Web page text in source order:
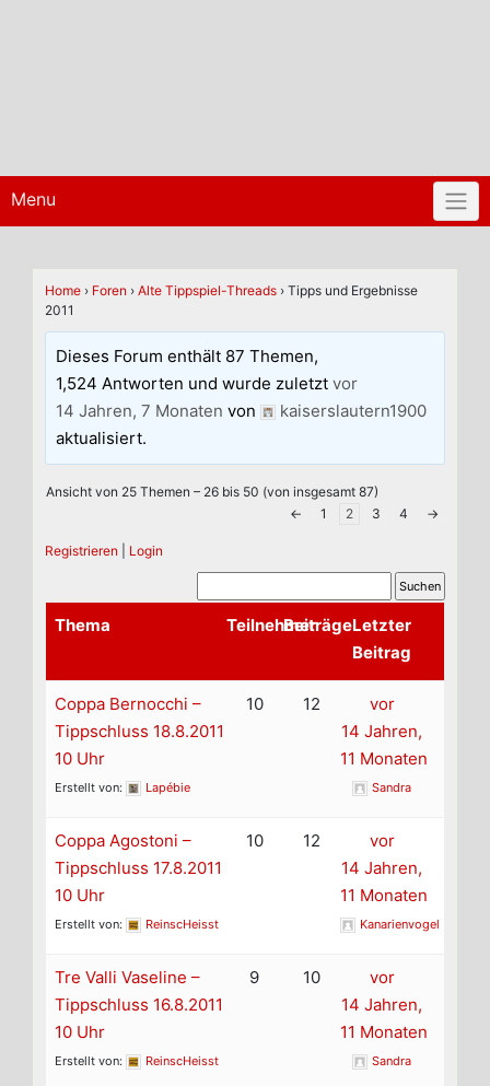
Menu
Home › Foren › Alte Tippspiel-Threads › Tipps und Ergebnisse
2011
Dieses Forum enthält 87 Themen,
1,524 Antworten und wurde zuletztvor
14 Jahren, 7 Monaten von
kaiserslautern1900
aktualisiert.
Ansicht von 25 Themen – 26 bis 50 (von insgesamt 87)
←
1 2 3 4 →
Registrieren Login
Thema TeilnehmerBeiträgeLetzter
Beitrag
Coppa Bernocchi –
Tippschluss 18.8.2011
10 Uhr
Erstellt von: Lapébie
10 12
vor
14 Jahren,
11 Monaten
Sandra
Coppa Agostoni –
Tippschluss 17.8.2011
10 Uhr
Erstellt von: ReinscHeisst
10 12
vor
14 Jahren,
11 Monaten
Kanarienvogel
Tre Valli Vaseline –
Tippschluss 16.8.2011
10 Uhr
Erstellt von: ReinscHeisst
9 10
vor
14 Jahren,
11 Monaten
Sandra